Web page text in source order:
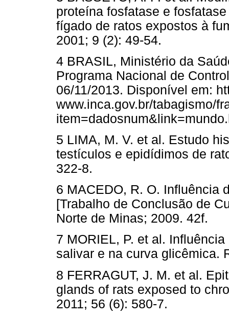
proteína fosfatase e
fígado de ratos expostos à
2001; 9 (2): 49-54.
4 BRASIL, Ministério da
Programa Nacional de
06/11/2013. Disponível em:
www.inca.gov.br/tabagismo/
5 LIMA, M. V. et al. Estudo
testículos e epidídimos de
322-8.
6 MACEDO, R. O. Influência
[Trabalho de Conclusão de
Norte de Minas; 2009. 42f.
7 MORIEL, P. et al.
salivar e na curva glicêmica.
8 FERRAGUT, J. M. et al.
glands of rats exposed to
2011; 56 (6): 580-7.